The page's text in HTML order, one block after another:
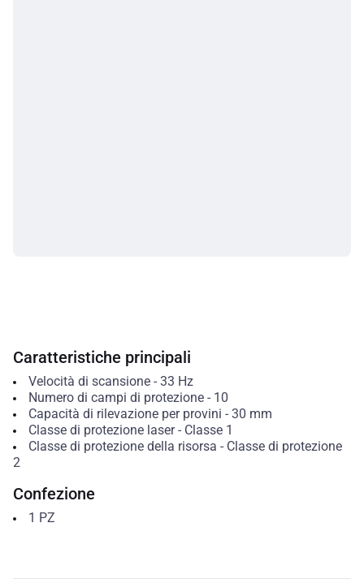
Caratteristiche principali
Velocità di scansione- 33 Hz
Numero di campi di protezione- 10
Capacità di rilevazione per provini - 30 mm
Classe di protezione laser- Classe 1
Classe di protezione della risorsa - Classe di protezione
2
Confezione
1 PZ